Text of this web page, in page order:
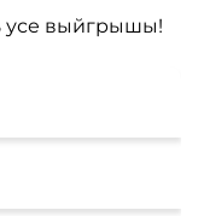
усе выйгрышы!